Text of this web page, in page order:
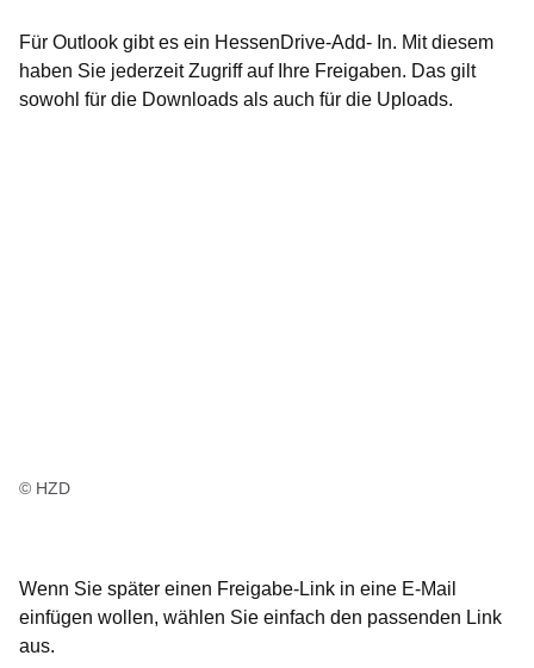
Für Outlook gibt es ein HessenDrive-Add- In. Mit diesem
haben Sie jederzeit Zugriff auf Ihre Freigaben. Das gilt
sowohl für die Downloads als auch für die Uploads.
© HZD
Wenn Sie später einen Freigabe-Link in eine E-Mail
einfügen wollen, wählen Sie einfach den passenden Link
aus.